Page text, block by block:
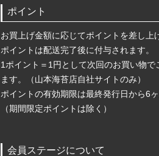
ポイント
お買上げ金額に応じてポイントを差し上
ポイントは配送完了後に付与されます。
1ポイント＝1円として次回のお買い物で
ます。（山本海苔店自社サイトのみ）
ポイントの有効期限は最終発行日から6ヶ
（期間限定ポイントは除く）
会員ステージについて